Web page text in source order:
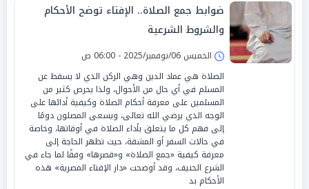
ضوابط جمع الصلاة.. الإفتاء توضح الأحكام
والشروط الشرعية
الخميس 06/نوفمبر/2025 - 06:00 ص
الصلاة هي عماد الدين وهي الركن الذي لا يسقط عن
المسلم في أي حال من الأحوال، ولذا يحرص كثير من
المسلمين على معرفة أحكام الصلاة وكيفية أدائها على
الوجه الذي يرضي الله تعالى، ويسعى المصلون دومًا
إلى فهم كل ما يتعلق بأداء الصلاة في أوقاتها، وخاصة
في حالات السفر أو المشقة، حيث تظهر الحاجة إلى
معرفة كيفية «جمع الصلاة» و«قصرها» وفقًا لما جاء في
الشرع الحنيف، وقد أوضحت «دار الإفتاء المصرية» هذه
الأحكام بد